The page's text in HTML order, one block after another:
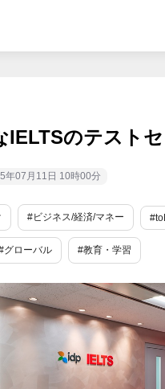
IELTSのテスト
年07月11日 10時00分
#ビジネス/経済/マネー
グローバル #教育・学習